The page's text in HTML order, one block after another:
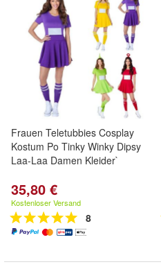
Frauen Teletubbies Cosplay
Kostum Po Tinky Winky Dipsy
Laa-Laa Damen Kleider`
35,80 €
Kostenloser Versand
8